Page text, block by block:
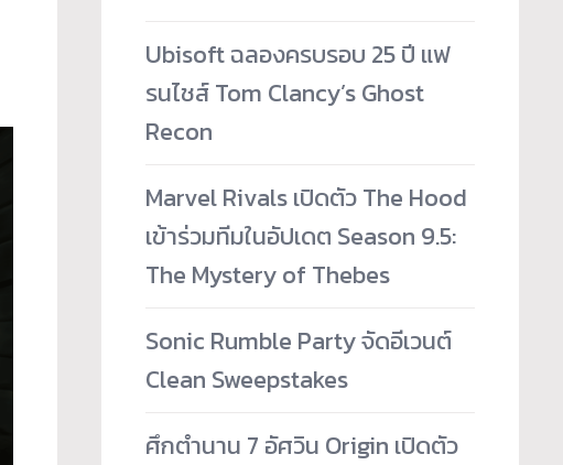
Ubisoft ฉลองครบรอบ 25 ปี แฟ
รนไชส์ Tom Clancy’s Ghost
Recon
Marvel Rivals เปิดตัว The Hood
เข้าร่วมทีมในอัปเดต Season 9.5:
The Mystery of Thebes
Sonic Rumble Party จัดอีเวนต์
Clean Sweepstakes
ศึกตำนาน 7 อัศวิน Origin เปิดตัว